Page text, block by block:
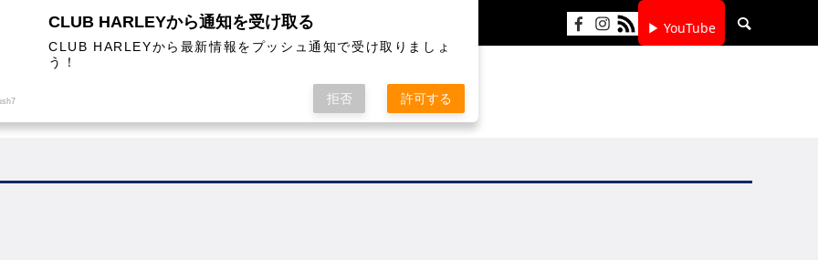
▶ YouTube
COLUMN
CLUB HARLEYから通知を受け取る
CLUB HARLEYから最新情報をプッシュ通知で受け取りましょ
う！
拒否 許可する